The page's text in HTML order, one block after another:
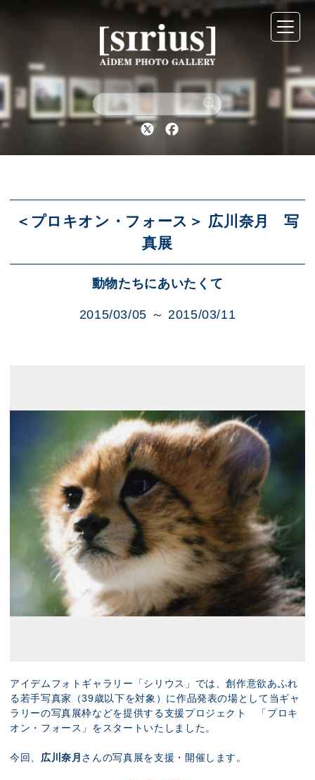
Twitter Facebook
＜プロキオン・フォース＞ 広川奈月 写
真展
動物たちにあいたくて
2015/03/05 ～ 2015/03/11
アイデムフォトギャラリー「シリウス」では、創作意欲あふれ
る若手写真家（39歳以下を対象）に作品発表の場として当ギャ
ラリーの写真展枠などを提供する支援プロジェクト 「プロキ
オン・フォース」をスタートいたしました。
今回、 広川奈月 さんの写真展を支援・開催します。
シリウスについて
展示スケジュール
アクセス
ブログ
展示のお申し込み